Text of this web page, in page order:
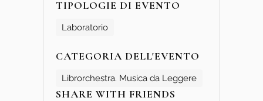
TIPOLOGIE DI EVENTO
Laboratorio
CATEGORIA DELL'EVENTO
Librorchestra. Musica da Leggere
SHARE WITH FRIENDS